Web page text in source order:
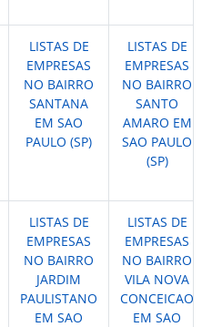
LISTAS DE
EMPRESAS
NO BAIRRO
SANTANA
EM SAO
PAULO (SP)
LISTAS DE
EMPRESAS
NO BAIRRO
SANTO
AMARO EM
SAO PAULO
(SP)
LISTAS DE
EMPRESAS
NO BAIRRO
JARDIM
PAULISTANO
EM SAO
LISTAS DE
EMPRESAS
NO BAIRRO
VILA NOVA
CONCEICAO
EM SAO